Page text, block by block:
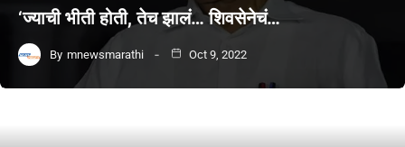
‘ज्याची भीती होती, तेच झालं… शिवसेनेचं…
By mnewsmarathi Oct 9, 2022